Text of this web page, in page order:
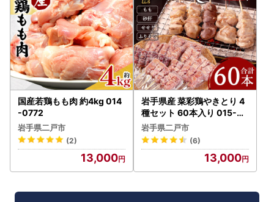
国産若鶏もも肉 約4kg 014
-0772
岩手県二戸市
(2)
13,000
岩手県産 菜彩鶏やきとり 4
種セット 60本入り 015-03
89
岩手県二戸市
(6)
13,000